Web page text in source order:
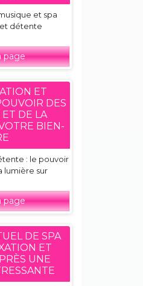
et spa
détente
page
ET
DES
DE LA
BIEN-
: le pouvoir
lumière sur
page
DE SPA
ET
UNE